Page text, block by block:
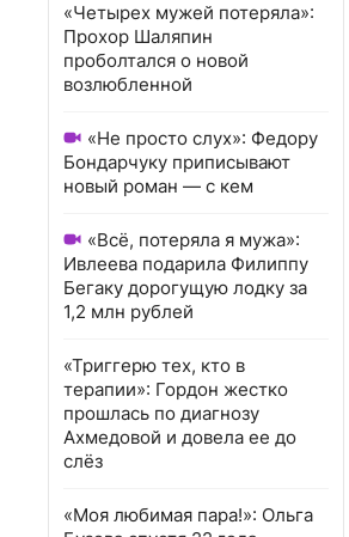
«Четырех мужей потеряла»:
Прохор Шаляпин
проболтался о новой
возлюбленной
«Не просто слух»: Федору
Бондарчуку приписывают
новый роман — с кем
«Всё, потеряла я мужа»:
Ивлеева подарила Филиппу
Бегаку дорогущую лодку за
1,2 млн рублей
«Триггерю тех, кто в
терапии»: Гордон жестко
прошлась по диагнозу
Ахмедовой и довела ее до
слёз
«Моя любимая пара!»: Ольга